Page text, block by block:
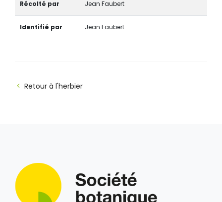
Récolté par Jean Faubert
Identifié par Jean Faubert
Retour à l'herbier